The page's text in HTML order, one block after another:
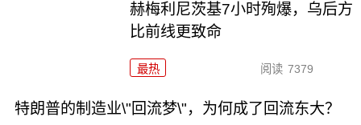
赫梅利尼茨基7小时殉爆，乌后方
比前线更致命
最热 阅读 7379
特朗普的制造业\"回流梦\"，为何成了回流东大？